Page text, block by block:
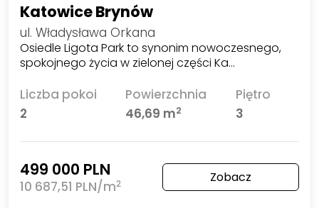
Katowice Brynów
ul. Władysława Orkana
Osiedle Ligota Park to synonim nowoczesnego,
spokojnego życia w zielonej części Ka…
Liczba pokoi
2
Powierzchnia
46,69 m2
Piętro
3
499 000 PLN
10 687,51 PLN/m2 Zobacz